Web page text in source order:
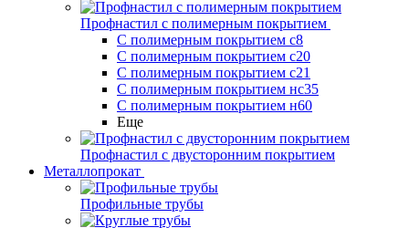
Профнастил с полимерным покрытием
С полимерным покрытием с8
С полимерным покрытием с20
С полимерным покрытием с21
С полимерным покрытием нс35
С полимерным покрытием н60
Еще
Профнастил с двусторонним покрытием
Металлопрокат
Профильные трубы